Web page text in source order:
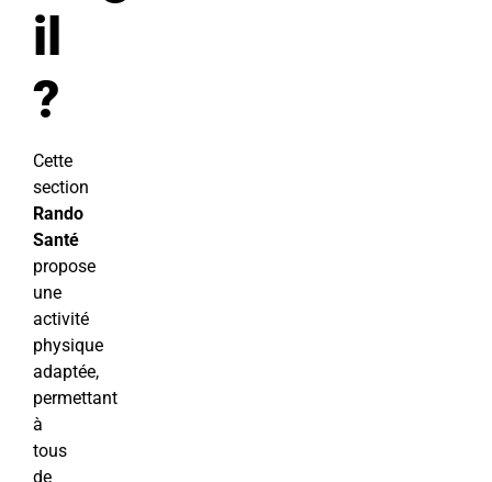
il
?
Cette
section
Rando
Santé
propose
une
activité
physique
adaptée,
permettant
à
tous
de